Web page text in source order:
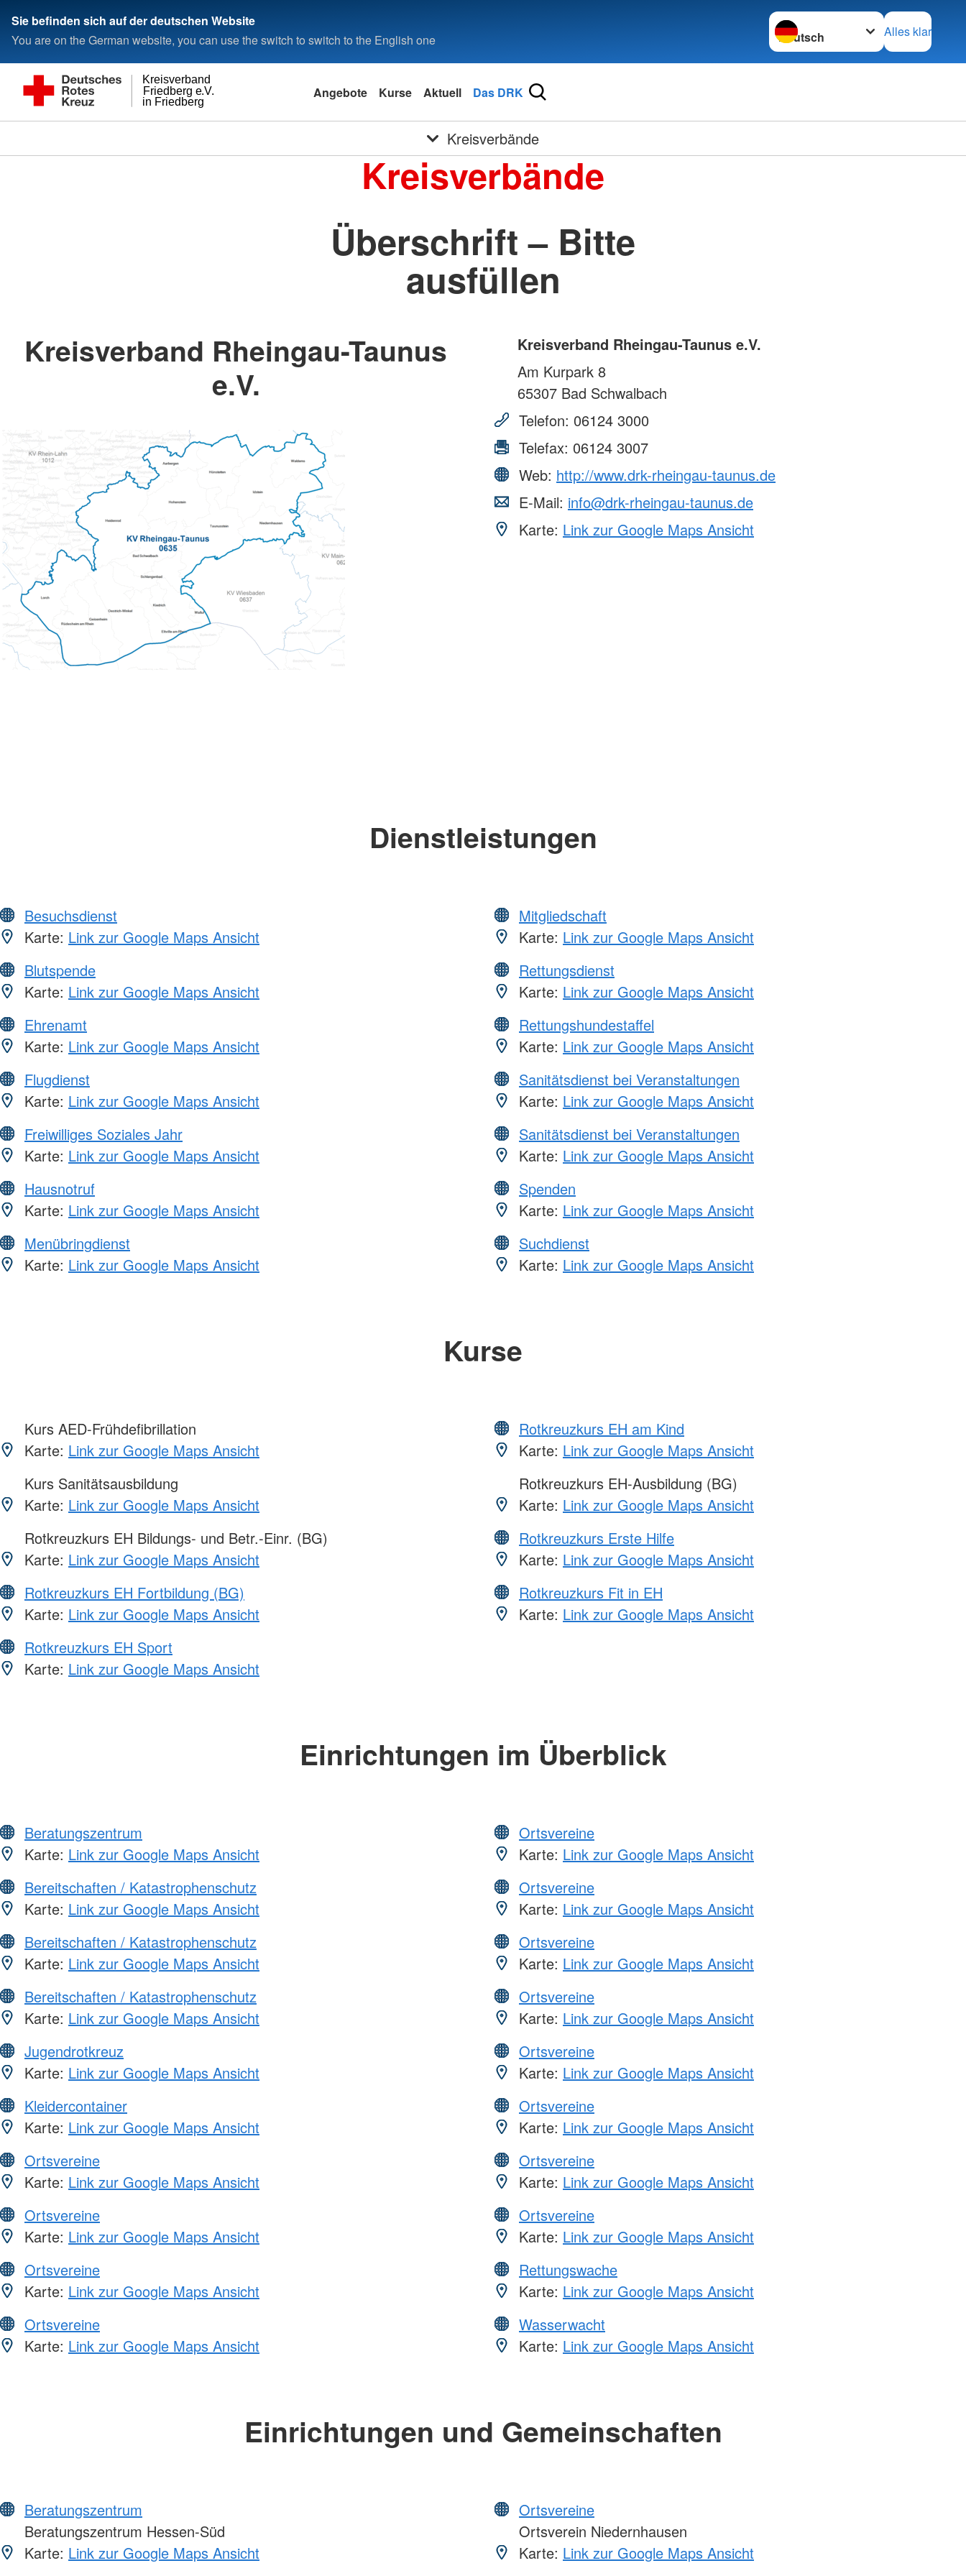
Sie befinden sich auf der deutschen Website
You are on the German website, you can use the switch to switch to the English one
Sprache wechseln zu
Alles klar
in Friedberg
Friedberg e.V.
Kreisverband
Angebote Kurse Aktuell Das DRK
Kreisverbände
Kreisverbände
Überschrift – Bitte
ausfüllen
Kreisverband Rheingau-Taunus
e.V.
Kreisverband Rheingau-Taunus e.V.
Am Kurpark 8
65307 Bad Schwalbach
Telefon: 06124 3000
Telefax: 06124 3007
Web: http://www.drk-rheingau-taunus.de
E-Mail: info@drk-rheingau-taunus.de
Karte: Link zur Google Maps Ansicht
Dienstleistungen
Besuchsdienst
Karte: Link zur Google Maps Ansicht
Blutspende
Karte: Link zur Google Maps Ansicht
Ehrenamt
Karte: Link zur Google Maps Ansicht
Flugdienst
Karte: Link zur Google Maps Ansicht
Freiwilliges Soziales Jahr
Karte: Link zur Google Maps Ansicht
Hausnotruf
Karte: Link zur Google Maps Ansicht
Menübringdienst
Karte: Link zur Google Maps Ansicht
Mitgliedschaft
Karte: Link zur Google Maps Ansicht
Rettungsdienst
Karte: Link zur Google Maps Ansicht
Rettungshundestaffel
Karte: Link zur Google Maps Ansicht
Sanitätsdienst bei Veranstaltungen
Karte: Link zur Google Maps Ansicht
Sanitätsdienst bei Veranstaltungen
Karte: Link zur Google Maps Ansicht
Spenden
Karte: Link zur Google Maps Ansicht
Suchdienst
Karte: Link zur Google Maps Ansicht
Kurse
Kurs AED-Frühdefibrillation
Karte: Link zur Google Maps Ansicht
Kurs Sanitätsausbildung
Karte: Link zur Google Maps Ansicht
Rotkreuzkurs EH Bildungs- und Betr.-Einr. (BG)
Karte: Link zur Google Maps Ansicht
Rotkreuzkurs EH Fortbildung (BG)
Karte: Link zur Google Maps Ansicht
Rotkreuzkurs EH Sport
Karte: Link zur Google Maps Ansicht
Rotkreuzkurs EH am Kind
Karte: Link zur Google Maps Ansicht
Rotkreuzkurs EH-Ausbildung (BG)
Karte: Link zur Google Maps Ansicht
Rotkreuzkurs Erste Hilfe
Karte: Link zur Google Maps Ansicht
Rotkreuzkurs Fit in EH
Karte: Link zur Google Maps Ansicht
Einrichtungen im Überblick
Beratungszentrum
Karte: Link zur Google Maps Ansicht
Bereitschaften / Katastrophenschutz
Karte: Link zur Google Maps Ansicht
Bereitschaften / Katastrophenschutz
Karte: Link zur Google Maps Ansicht
Bereitschaften / Katastrophenschutz
Karte: Link zur Google Maps Ansicht
Jugendrotkreuz
Karte: Link zur Google Maps Ansicht
Kleidercontainer
Karte: Link zur Google Maps Ansicht
Ortsvereine
Karte: Link zur Google Maps Ansicht
Ortsvereine
Karte: Link zur Google Maps Ansicht
Ortsvereine
Karte: Link zur Google Maps Ansicht
Ortsvereine
Karte: Link zur Google Maps Ansicht
Ortsvereine
Karte: Link zur Google Maps Ansicht
Ortsvereine
Karte: Link zur Google Maps Ansicht
Ortsvereine
Karte: Link zur Google Maps Ansicht
Ortsvereine
Karte: Link zur Google Maps Ansicht
Ortsvereine
Karte: Link zur Google Maps Ansicht
Ortsvereine
Karte: Link zur Google Maps Ansicht
Ortsvereine
Karte: Link zur Google Maps Ansicht
Ortsvereine
Karte: Link zur Google Maps Ansicht
Rettungswache
Karte: Link zur Google Maps Ansicht
Wasserwacht
Karte: Link zur Google Maps Ansicht
Einrichtungen und Gemeinschaften
Beratungszentrum
Beratungszentrum Hessen-Süd
Karte: Link zur Google Maps Ansicht
Ortsvereine
Ortsverein Niedernhausen
Karte: Link zur Google Maps Ansicht